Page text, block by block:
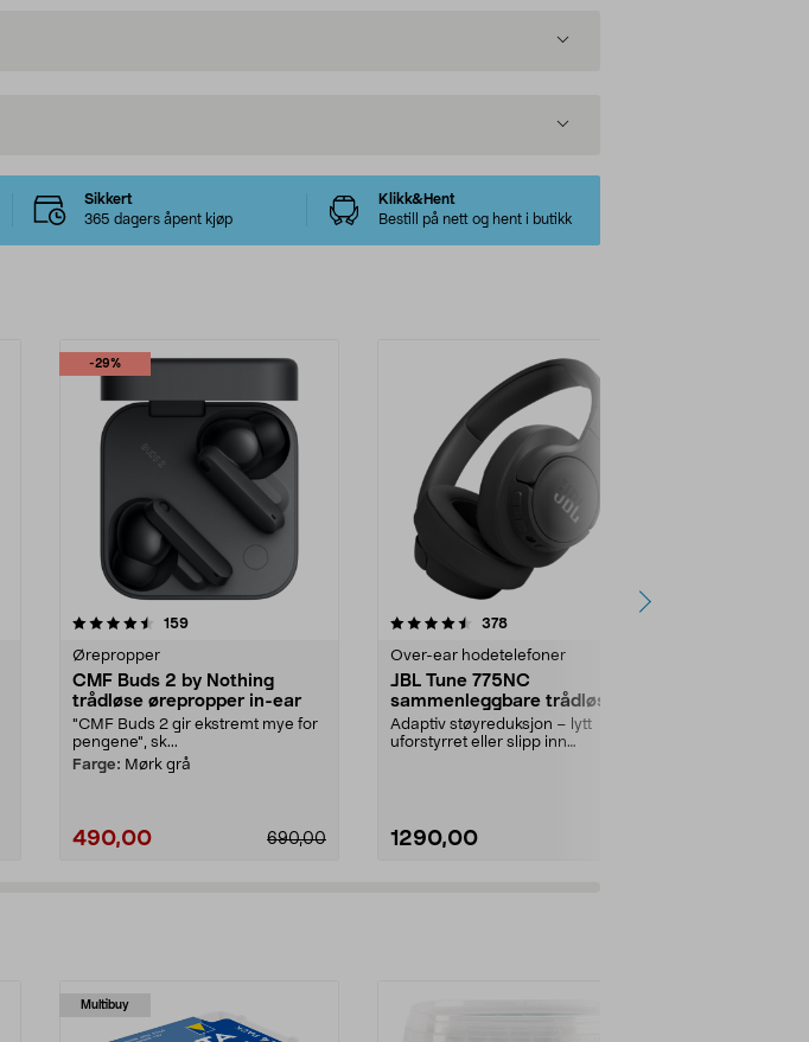
Sikkert
365 dagers åpent kjøp
Klikk&Hent
Bestill på nett og hent i butikk
-29%
159anmeldelser
Ørepropper
CMF Buds 2 by Nothing
trådløse ørepropper in-ear
"CMF Buds 2 gir ekstremt mye for
pengene", sk...
Farge: Mørk grå
490,00 690,00
4.5 av 5 stjerner 378anmeldelser
Over-ear hodetelefoner
JBL Tune 775NC
sammenleggbare trådløse
over ear-hodetelefoner,
svarte
Adaptiv støyreduksjon – lytt
uforstyrret eller slipp inn
1290,00
4.5 av 5 stjerner
Multibuy